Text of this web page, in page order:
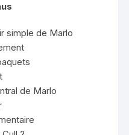
simple de Marlo
de Marlo